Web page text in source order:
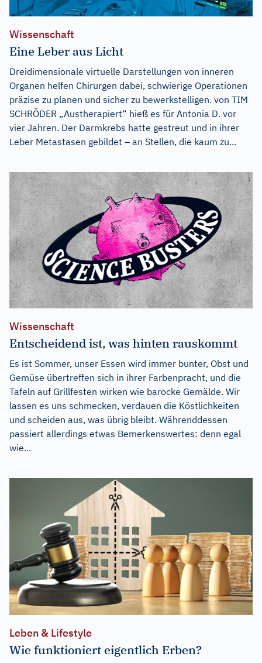
Wissenschaft
Eine Leber aus Licht
Dreidimensionale virtuelle Darstellungen von inneren
Organen helfen Chirurgen dabei, schwierige Operationen
präzise zu planen und sicher zu bewerkstelligen. von TIM
SCHRÖDER „Austherapiert“ hieß es für Antonia D. vor
vier Jahren. Der Darmkrebs hatte gestreut und in ihrer
Leber Metastasen gebildet – an Stellen, die kaum zu...
Wissenschaft
Entscheidend ist, was hinten rauskommt
Es ist Sommer, unser Essen wird immer bunter, Obst und
Gemüse übertreffen sich in ihrer Farbenpracht, und die
Tafeln auf Grillfesten wirken wie barocke Gemälde. Wir
lassen es uns schmecken, verdauen die Köstlichkeiten
und scheiden aus, was übrig bleibt. Währenddessen
passiert allerdings etwas Bemerkenswertes: denn egal
wie...
Leben & Lifestyle
Wie funktioniert eigentlich Erben?